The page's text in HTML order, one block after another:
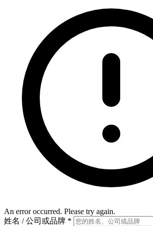
An error occurred. Please try again.
姓名 / 公司或品牌 *